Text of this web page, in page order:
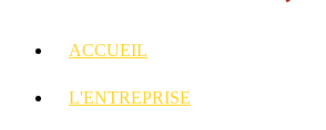
ACCUEIL
L'ENTREPRISE